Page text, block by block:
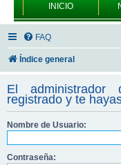
INICIO
FAQ
Índice general
El
registrado y te
Nombre de Usuario:
Contraseña: